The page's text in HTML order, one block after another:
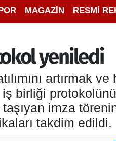
MAGAZİN RESMİ
yeniledi
artırmak
iş birliği
taşıyan imza
takdim edildi.